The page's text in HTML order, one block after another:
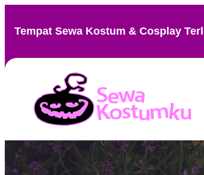
content
Tempat Sewa Kostum & Cosplay